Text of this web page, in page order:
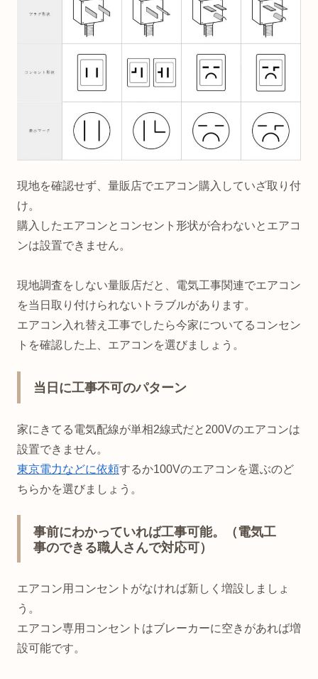
現地を確認せず、量販店でエアコン購入していざ取り付
け。
購入したエアコンとコンセント形状が合わないとエアコ
ンは設置できません。
現地調査をしない量販店だと、電気工事関連でエアコン
を当日取り付けられないトラブルがあります。
エアコン入れ替え工事でしたら今家についてるコンセン
トを確認した上、エアコンを選びましょう。
当日に工事不可のパターン
家にきてる電気配線が単相2線式だと200Vのエアコンは
設置できません。
東京電力などに依頼するか100Vのエアコンを選ぶのど
ちらかを選びましょう。
事前にわかっていれば工事可能。（電気工
事のできる職人さんで対応可）
エアコン用コンセントがなければ新しく増設しましょ
う。
エアコン専用コンセントはブレーカーに空きがあれば増
設可能です。